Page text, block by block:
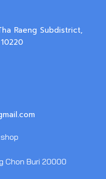
Raeng Subdistrict,
Chon Buri 20000